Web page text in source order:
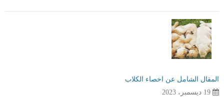
المقال الشامل عن اخصاء الكلاب
19 ديسمبر، 2023